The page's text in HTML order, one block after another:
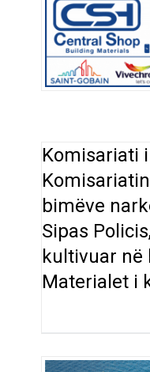
Komisariati
bimëve
Sipas
kultivuar në
Materialet i